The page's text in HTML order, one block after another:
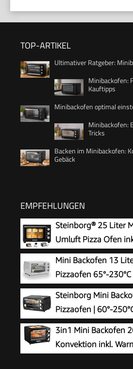
TOP-ARTIKEL
Ultimativer Ratgeber:
Minibackofen:
Kauftipps
Minibackofen optimal
Minibackofen:
Tricks
Backen im Minibackofen:
Gebäck
EMPFEHLUNGEN
Steinborg® 25 Liter
Umluft Pizza Ofen
Grillrost Miniofen 60
1.600 Watt
Mini Backofen 13
Pizzaofen 65°-
aufklappbares
Minibackofen Kleiner Oven
Steinborg Mini
Pizzaofen | 60°-
aufklappbares
Minibackofen | Backofen |
Watt
3in1 Mini Backofen
Konvektion inkl.